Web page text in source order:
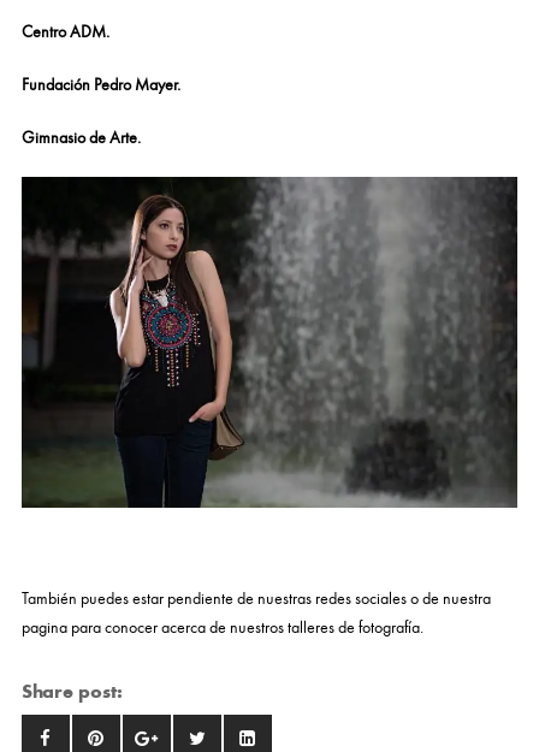
Centro ADM.
Fundación Pedro Mayer.
Gimnasio de Arte.
También puedes estar pendiente de nuestras redes sociales o de nuestra
pagina para conocer acerca de nuestros talleres de fotografía.
Share post: